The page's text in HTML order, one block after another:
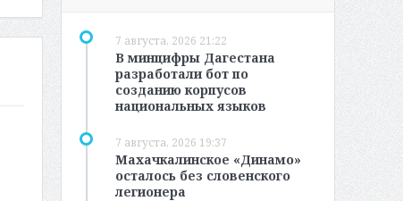
7 августа, 2026 21:22
В минцифры Дагестана
разработали бот по
созданию корпусов
национальных языков
7 августа, 2026 19:37
Махачкалинское «Динамо»
осталось без словенского
легионера